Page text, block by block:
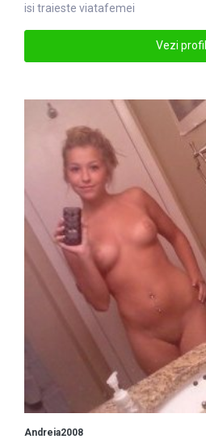
isi traieste viatafemei
Vezi profil
Andreia2008